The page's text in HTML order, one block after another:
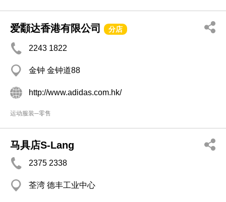
爱顬达香港有限公司 分店
2243 1822
金钟 金钟道88
http://www.adidas.com.hk/
运动服装─零售
马具店S-Lang
2375 2338
荃湾 德丰工业中心